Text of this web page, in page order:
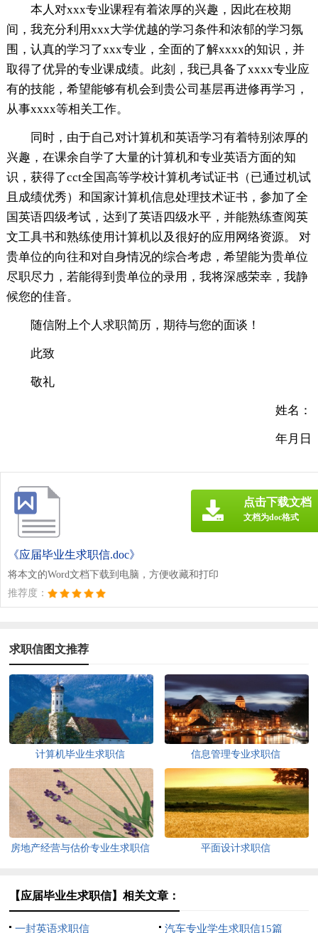
本人对xxx专业课程有着浓厚的兴趣，因此在校期
间，我充分利用xxx大学优越的学习条件和浓郁的学习氛
围，认真的学习了xxx专业，全面的了解xxxx的知识，并
取得了优异的专业课成绩。此刻，我已具备了xxxx专业应
有的技能，希望能够有机会到贵公司基层再进修再学习，
从事xxxx等相关工作。
同时，由于自己对计算机和英语学习有着特别浓厚的
兴趣，在课余自学了大量的计算机和专业英语方面的知
识，获得了cct全国高等学校计算机考试证书（已通过机试
且成绩优秀）和国家计算机信息处理技术证书，参加了全
国英语四级考试，达到了英语四级水平，并能熟练查阅英
文工具书和熟练使用计算机以及很好的应用网络资源。 对
贵单位的向往和对自身情况的综合考虑，希望能为贵单位
尽职尽力，若能得到贵单位的录用，我将深感荣幸，我静
候您的佳音。
随信附上个人求职简历，期待与您的面谈！
此致
敬礼
姓名：
年月日
《应届毕业生求职信.doc》
将本文的Word文档下载到电脑，方便收藏和打印
推荐度：
点击下载文档
文档为doc格式
求职信图文推荐
计算机毕业生求职信 信息管理专业求职信
房地产经营与估价专业生求职信 平面设计求职信
【应届毕业生求职信】相关文章：
一封英语求职信 汽车专业学生求职信15篇